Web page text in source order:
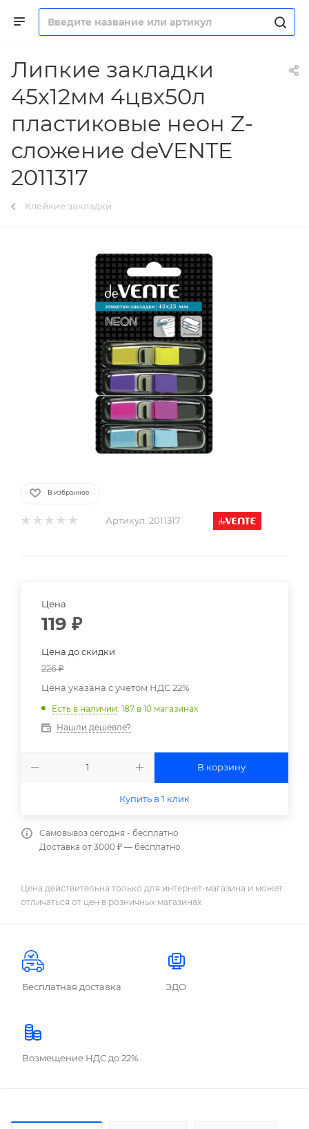
Липкие закладки
45х12мм 4цвх50л
пластиковые неон Z-
сложение deVENTE
2011317
Клейкие закладки
В избранное
Артикул: 2011317
Цена
119 ₽
Цена до скидки
226₽
Цена указана с учетом НДС 22%
Есть в наличии: 187 в 10 магазинах
Нашли дешевле?
В корзину
Купить в 1 клик
Самовывоз сегодня - бесплатно
Доставка от 3000 ₽ — бесплатно
Цена действительна только для интернет-магазина и может
отличаться от цен в розничных магазинах
Бесплатная доставка ЭДО
Возмещение НДС до 22%